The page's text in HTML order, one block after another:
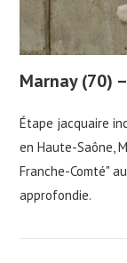
Marnay (70)
Étape jacquaire
en Haute-Saône,
Franche-Comté"
approfondie.